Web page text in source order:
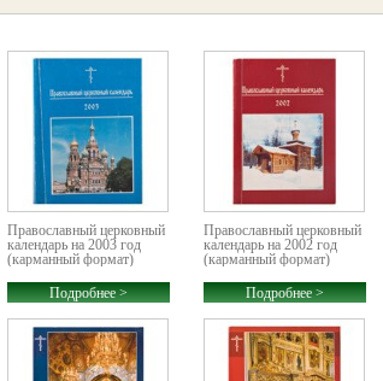
Православный церковный
календарь на 2003 год
(карманный формат)
Подробнее >
Православный церковный
календарь на 2002 год
(карманный формат)
Подробнее >